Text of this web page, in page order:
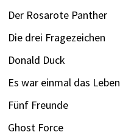
Der Rosarote Panther
Die drei Fragezeichen
Donald Duck
Es war einmal das Leben
Fünf Freunde
Ghost Force